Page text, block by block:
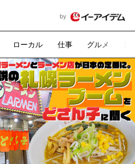
by
ローカル 仕事 グルメ